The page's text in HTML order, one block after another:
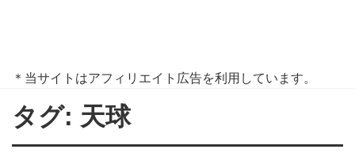
＊当サイトはアフィリエイト広告を利用しています。
タグ: 天球